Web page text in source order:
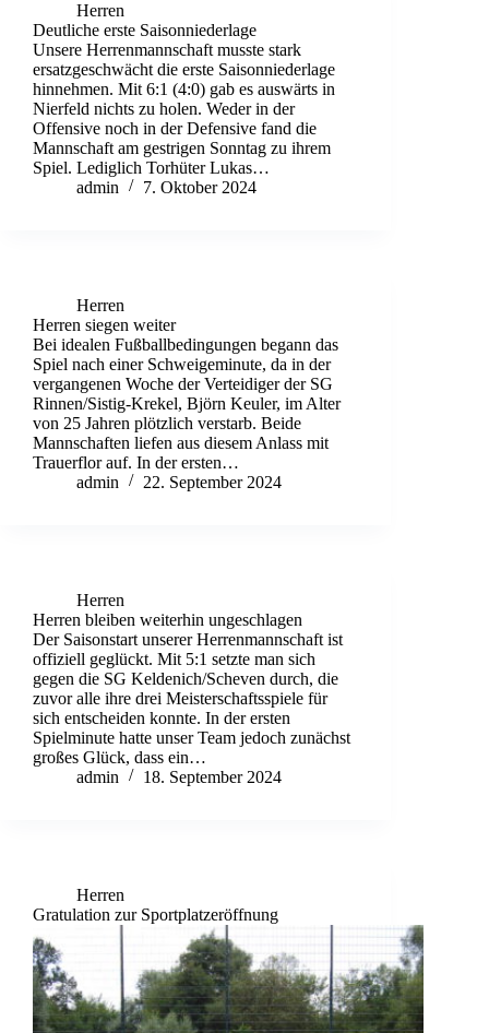
Herren
Deutliche erste Saisonniederlage
Unsere Herrenmannschaft musste stark
ersatzgeschwächt die erste Saisonniederlage
hinnehmen. Mit 6:1 (4:0) gab es auswärts in
Nierfeld nichts zu holen. Weder in der
Offensive noch in der Defensive fand die
Mannschaft am gestrigen Sonntag zu ihrem
Spiel. Lediglich Torhüter Lukas…
admin
7. Oktober 2024
Herren
Herren siegen weiter
Bei idealen Fußballbedingungen begann das
Spiel nach einer Schweigeminute, da in der
vergangenen Woche der Verteidiger der SG
Rinnen/Sistig-Krekel, Björn Keuler, im Alter
von 25 Jahren plötzlich verstarb. Beide
Mannschaften liefen aus diesem Anlass mit
Trauerflor auf. In der ersten…
admin
22. September 2024
Herren
Herren bleiben weiterhin ungeschlagen
Der Saisonstart unserer Herrenmannschaft ist
offiziell geglückt. Mit 5:1 setzte man sich
gegen die SG Keldenich/Scheven durch, die
zuvor alle ihre drei Meisterschaftsspiele für
sich entscheiden konnte. In der ersten
Spielminute hatte unser Team jedoch zunächst
großes Glück, dass ein…
admin
18. September 2024
Herren
Gratulation zur Sportplatzeröffnung